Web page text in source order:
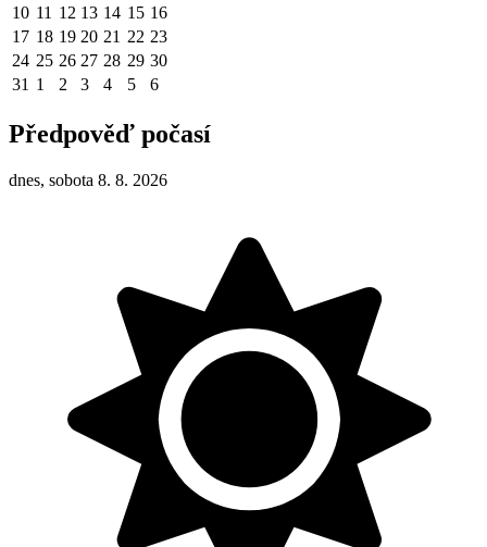
10 11 12 13 14 15 16
17 18 19 20 21 22 23
24 25 26 27 28 29 30
31 1 2 3 4 5 6
Předpověď počasí
dnes, sobota 8. 8. 2026